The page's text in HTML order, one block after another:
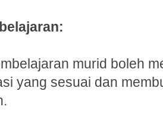
murid boleh
yang sesuai dan